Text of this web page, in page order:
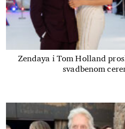
Zendaya i Tom Holland
svadbenom